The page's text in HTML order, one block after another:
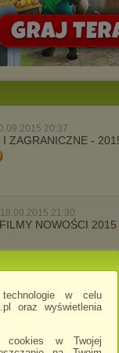
w celu
oraz wyświetlenia
cookies w Twojej
20:37
I ZAGRANICZNE -
21:30
FILMY NOWOŚCI 2015
6.10.2015 22:44
POLSKIE I